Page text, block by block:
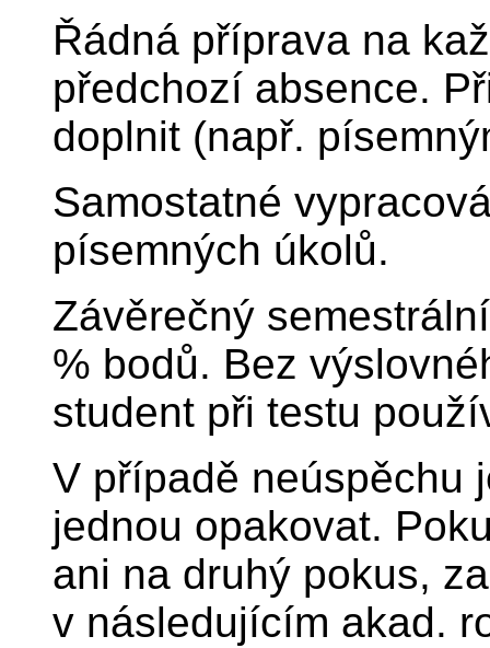
Řádná příprava na
předchozí absence.
doplnit (např.
Samostatné
písemných úkolů.
Závěrečný
% bodů. Bez
student při testu
V případě neúspěchu
jednou opakovat.
ani na druhý pokus,
v následujícím akad.